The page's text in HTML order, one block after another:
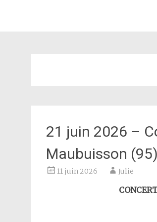
21 juin 2026 –
Maubuisson (95)
11 juin 2026 Julie